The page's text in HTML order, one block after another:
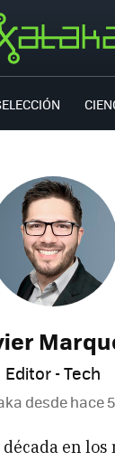
Editor - Tech
desdehace
en los